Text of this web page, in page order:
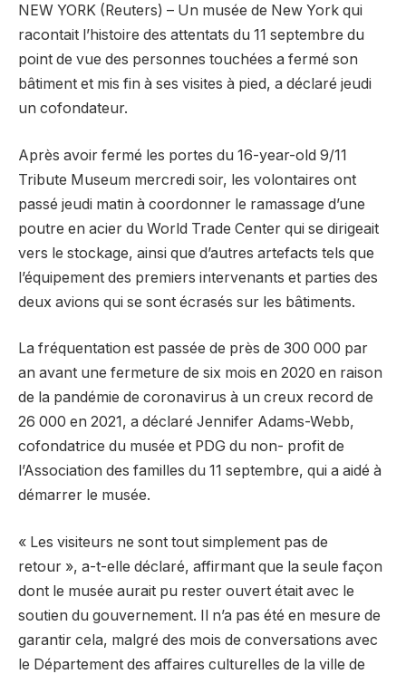
NEW YORK (Reuters) – Un musée de New York qui
racontait l’histoire des attentats du 11 septembre du
point de vue des personnes touchées a fermé son
bâtiment et mis fin à ses visites à pied, a déclaré jeudi
un cofondateur.
Après avoir fermé les portes du 16-year-old 9/11
Tribute Museum mercredi soir, les volontaires ont
passé jeudi matin à coordonner le ramassage d’une
poutre en acier du World Trade Center qui se dirigeait
vers le stockage, ainsi que d’autres artefacts tels que
l’équipement des premiers intervenants et parties des
deux avions qui se sont écrasés sur les bâtiments.
La fréquentation est passée de près de 300 000 par
an avant une fermeture de six mois en 2020 en raison
de la pandémie de coronavirus à un creux record de
26 000 en 2021, a déclaré Jennifer Adams-Webb,
cofondatrice du musée et PDG du non- profit de
l’Association des familles du 11 septembre, qui a aidé à
démarrer le musée.
« Les visiteurs ne sont tout simplement pas de
retour », a-t-elle déclaré, affirmant que la seule façon
dont le musée aurait pu rester ouvert était avec le
soutien du gouvernement. Il n’a pas été en mesure de
garantir cela, malgré des mois de conversations avec
le Département des affaires culturelles de la ville de